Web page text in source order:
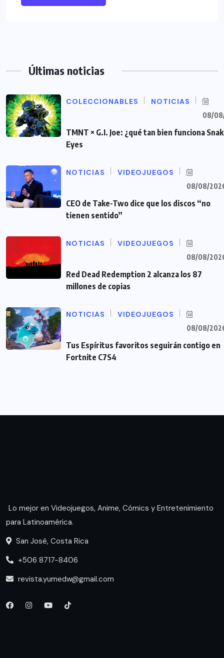
Últimas noticias
COLECCIONABLES NOTICIAS
08/
TMNT × G.I. Joe: ¿qué tan bien funciona
Eyes
NOTICIAS VIDEOJUEGOS
08/08/
CEO de Take-Two dice que los discos “no
tienen sentido”
NOTICIAS VIDEOJUEGOS
08/08/
Red Dead Redemption 2 alcanza los 87
millones de copias
NOTICIAS VIDEOJUEGOS
08/08/
Tus Espíritus favoritos seguirán contigo en
Fortnite C7S4
Lo mejor en Videojuegos, Anime, Cómics y Entretenimiento
para Latinoamérica.
San José, Costa Rica
+506 8717-8406
revista.yumedw@gmail.com